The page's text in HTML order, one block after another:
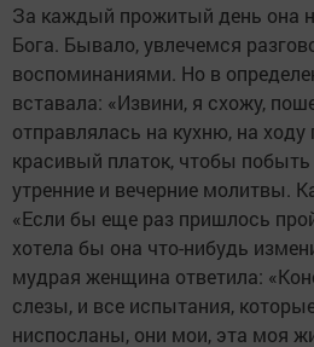
За каждый прожитый день она
Бога. Бывало, увлечемся
воспоминаниями. Но в
вставала: «Извини, я схожу,
отправлялась на кухню, на
красивый платок, чтобы
утренние и вечерние молитвы.
«Если бы еще раз пришлось
хотела бы она что-нибудь
мудрая женщина ответила:
слезы, и все испытания,
ниспосланы, они мои, эта моя